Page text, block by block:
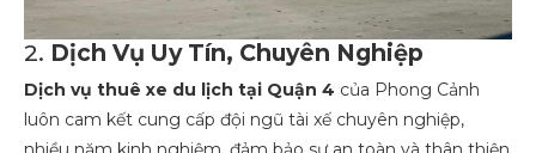
2. Dịch Vụ Uy Tín, Chuyên Nghiệp
Dịch vụ thuê xe du lịch tại Quận 4 của Phong Cảnh
luôn cam kết cung cấp đội ngũ tài xế chuyên nghiệp,